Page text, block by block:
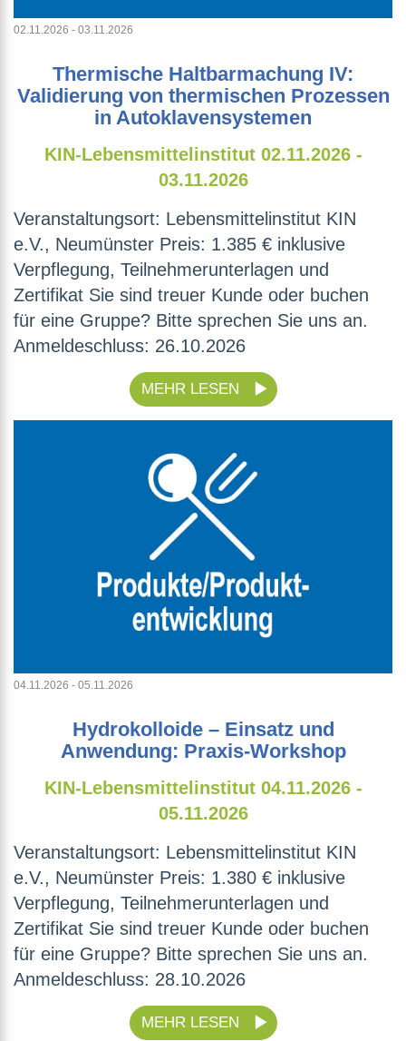
02.11.2026 - 03.11.2026
Thermische Haltbarmachung IV:
Validierung von thermischen Prozessen
in Autoklavensystemen
KIN-Lebensmittelinstitut 02.11.2026 -
03.11.2026
Veranstaltungsort: Lebensmittelinstitut KIN
e.V., Neumünster Preis: 1.385 € inklusive
Verpflegung, Teilnehmerunterlagen und
Zertifikat Sie sind treuer Kunde oder buchen
für eine Gruppe? Bitte sprechen Sie uns an.
Anmeldeschluss: 26.10.2026
MEHR LESEN
04.11.2026 - 05.11.2026
Hydrokolloide – Einsatz und
Anwendung: Praxis-Workshop
KIN-Lebensmittelinstitut 04.11.2026 -
05.11.2026
Veranstaltungsort: Lebensmittelinstitut KIN
e.V., Neumünster Preis: 1.380 € inklusive
Verpflegung, Teilnehmerunterlagen und
Zertifikat Sie sind treuer Kunde oder buchen
für eine Gruppe? Bitte sprechen Sie uns an.
Anmeldeschluss: 28.10.2026
MEHR LESEN